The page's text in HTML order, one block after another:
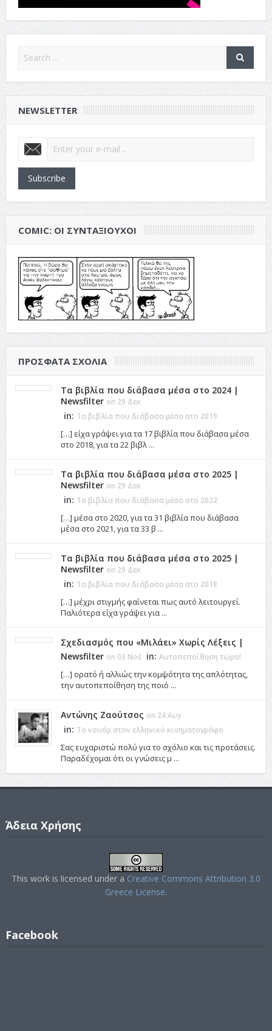
NEWSLETTER
Subscribe
COMIC: ΟΙ ΣΥΝΤΑΞΙΟΎΧΟΙ
ΠΡΌΣΦΑΤΑ ΣΧΌΛΙΑ
Τα βιβλία που διάβασα μέσα στο 2024 |
Newsfilter on 29 Δεκ
in: Τα βιβλία που διάβασα μέσα στο 2019
[…] είχα γράψει για τα 17 βιβλία που διάβασα μέσα
στο 2018, για τα 22 βιβλ ...
Τα βιβλία που διάβασα μέσα στο 2025 |
Newsfilter on 29 Δεκ
in: Τα βιβλία που διάβασα μέσα στο 2022
[…] μέσα στο 2020, για τα 31 βιβλία που διάβασα
μέσα στο 2021, για τα 33 β ...
Τα βιβλία που διάβασα μέσα στο 2025 |
Newsfilter on 29 Δεκ
in: Τα βιβλία που διάβασα μέσα στο 2018
[…] μέχρι στιγμής φαίνεται πως αυτό λειτουργεί.
Παλιότερα είχα γράψει για ...
Σχεδιασμός που «Μιλάει» Χωρίς Λέξεις |
Newsfilter on 03 Νοέ in: Αυτοπεποίθηση τώρα!
[…] ορατό ή αλλιώς την κομψότητα της απλότητας,
την αυτοπεποίθηση της ποιό ...
Αντώνης Ζαούτσος on 24 Αυγ
in: Το νουάρ στον ελληνικό κινηματογράφο
Σας ευχαριστώ πολύ για το σχόλιο και τις προτάσεις.
Παραδέχομαι ότι οι γνώσεις μ ...
Άδεια Χρήσης
This work is licensed under a Creative Commons Attribution 3.0
Greece License.
Facebook